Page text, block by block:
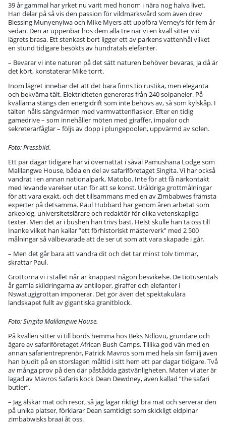
39 år gammal har yrket nu varit med honom i nära nog halva livet.
Han delar på så vis den passion för vildmarksvård som även drev
Blessing Munyenyiwa och Mike Myers att uppföra Verney’s för fem år
sedan. Den är uppenbar hos dem alla tre när vi en kväll sitter vid
lägrets brasa. Ett stenkast bort ligger ett av parkens vattenhål vilket
en stund tidigare besökts av hundratals elefanter.
– Bevarar vi inte naturen på det sätt naturen behöver bevaras, ja då är
det kört, konstaterar Mike torrt.
Inom lägret innebär det att det bara finns tio rustika, men eleganta
och bekväma tält. Elektriciteten genereras från 240 solpaneler. På
kvällarna stängs den energidrift som inte behövs av, så som kylskåp. I
tälten hålls sängvärmen med varmvattenflaskor. Efter en tidig
gamedrive – som innehåller möten med giraffer, impalor och
sekreterarfåglar – följs av dopp i plungepoolen, uppvärmd av solen.
Foto: Pressbild.
Ett par dagar tidigare har vi övernattat i såväl Pamushana Lodge som
Malilangwe House, båda en del av safariföretaget Singita. Vi har också
vandrat i en annan nationalpark, Matobo. Inte för att få närkontakt
med levande varelser utan för att se konst. Uråldriga grottmålningar
för att vara exakt, och det tillsammans med en av Zimbabwes främsta
experter på detsamma. Paul Hubbard har genom åren arbetat som
arkeolog, universitetslärare och redaktör för olika vetenskapliga
texter. Men det är i bushen han trivs bäst. Helst skulle han ta oss till
Inanke vilket han kallar ”ett förhistoriskt mästerverk” med 2 500
målningar så välbevarade att de ser ut som att vara skapade i går.
– Men det går bara att vandra dit och det tar minst tolv timmar,
skrattar Paul.
Grottorna vi i stället når är knappast någon besvikelse. De tiotusentals
år gamla skildringarna av antiloper, giraffer och elefanter i
Nswatugigrottan imponerar. Det gör även det spektakulära
landskapet fullt av gigantiska granitblock.
Foto: Singita Malilangwe House.
På kvällen sitter vi till bords hemma hos Beks Ndlovu, grundare och
ägare av safariföretaget African Bush Camps. Tillika god vän med en
annan safarientreprenör, Patrick Mavros som med hela sin familj även
han bjudit på en storslagen måltid i sitt hem ett par dagar tidigare. Två
av många prov på den där påstådda gästvänligheten. Maten vi äter är
lagad av Mavros Safaris kock Dean Dewdney, även kallad ”the safari
butler”.
– Jag älskar mat och resor, så jag lagar riktigt bra mat och serverar den
på unika platser, förklarar Dean samtidigt som skickligt eldpinar
zimbabwisks braai åt oss.